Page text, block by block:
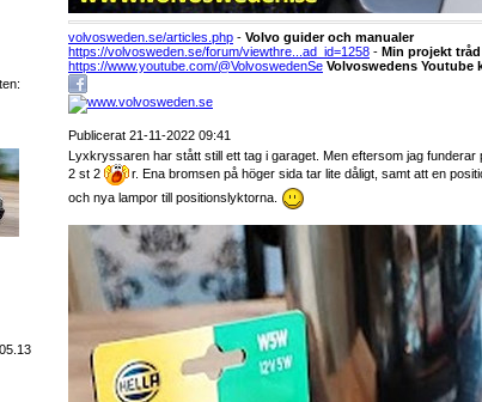
volvosweden.se/articles.php - Volvo guider och manualer
https://volvosweden.se/forum/viewthre...ad_id=1258 - Min projekt tråd
https://www.youtube.com/@VolvoswedenSe Volvoswedens Youtube
Publicerat 21-11-2022 09:41
Lyxkryssaren har stått still ett tag i garaget. Men eftersom jag
2 st 2
r. Ena bromsen på höger sida tar lite dåligt, samt att en
och nya lampor till positionslyktorna.